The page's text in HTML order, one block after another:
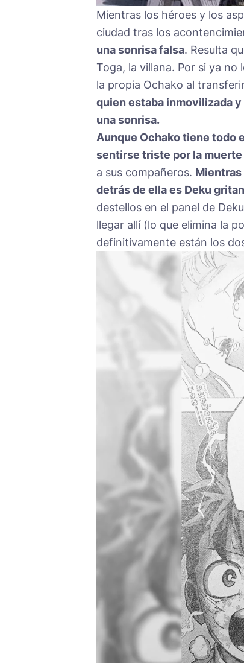
Mientras los héroes y los
ciudad tras los
una sonrisa falsa. Resulta
Toga, la villana. Por si ya
la propia Ochako al
quien estaba inmovilizada
una sonrisa.
Aunque Ochako tiene todo
sentirse triste por la muerte
a sus compañeros. Mientras
detrás de ella es Deku
destellos en el panel de
llegar allí (lo que elimina la
definitivamente están los